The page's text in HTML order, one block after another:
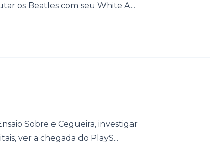
os Beatles com seu White A...
Sobre e Cegueira, investigar
ver a chegada do PlayS...